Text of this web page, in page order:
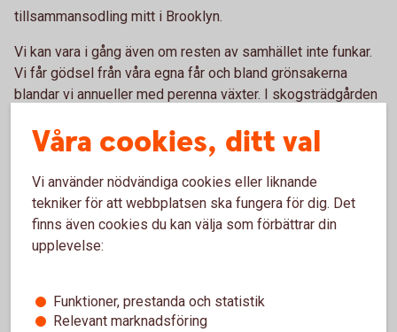
tillsammansodling mitt i Brooklyn.
Vi kan vara i gång även om resten av samhället inte funkar.
Vi får gödsel från våra egna får och bland grönsakerna
blandar vi annueller med perenna växter. I skogsträdgården
så har vi äpplemusteri, lammkött, ägg och honung.
Hur går det?
Med tanke på att det är ett otroligt äppleår har vi full fart
i musteriet. Med sju veckor kvar av säsongen har vi redan
mustat 2,4 ton äpplen. Vi säljer våra varor i vår gårdsbutik,
via prenumeration och på torget i Alingsås. Direkt från
Tack Östängs Gård för ert viktiga arbete. Vi gillar hur hållbart
Våra cookies, ditt val
Vi använder nödvändiga cookies eller liknande
tekniker för att webbplatsen ska fungera för dig. Det
finns även cookies du kan välja som förbättrar din
upplevelse:
Funktioner, prestanda och statistik
Relevant marknadsföring